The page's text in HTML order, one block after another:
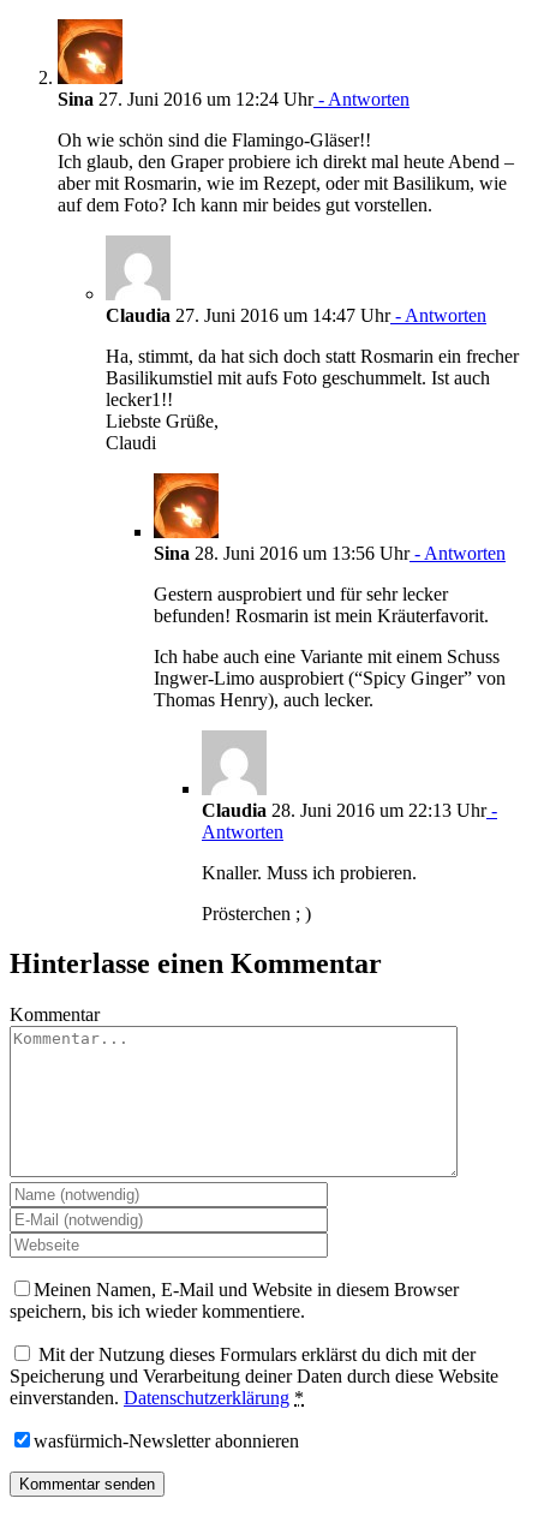
Sina 27. Juni 2016 um 12:24 Uhr- Antworten
Oh wie schön sind die Flamingo-Gläser!!
Ich glaub, den Graper probiere ich direkt mal heute Abend –
aber mit Rosmarin, wie im Rezept, oder mit Basilikum, wie
auf dem Foto? Ich kann mir beides gut vorstellen.
Claudia 27. Juni 2016 um 14:47 Uhr- Antworten
Ha, stimmt, da hat sich doch statt Rosmarin ein frecher
Basilikumstiel mit aufs Foto geschummelt. Ist auch
lecker1!!
Liebste Grüße,
Claudi
Sina 28. Juni 2016 um 13:56 Uhr- Antworten
Gestern ausprobiert und für sehr lecker
befunden! Rosmarin ist mein Kräuterfavorit.
Ich habe auch eine Variante mit einem Schuss
Ingwer-Limo ausprobiert (“Spicy Ginger” von
Thomas Henry), auch lecker.
Claudia 28. Juni 2016 um 22:13 Uhr-
Antworten
Knaller. Muss ich probieren.
Prösterchen ; )
Hinterlasse einen Kommentar
Kommentar
Meinen Namen, E-Mail und Website in diesem Browser
speichern, bis ich wieder kommentiere.
Mit der Nutzung dieses Formulars erklärst du dich mit der
Speicherung und Verarbeitung deiner Daten durch diese Website
einverstanden. Datenschutzerklärung *
wasfürmich-Newsletter abonnieren